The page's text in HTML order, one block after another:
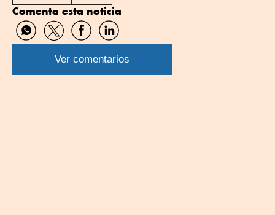
Comenta esta noticia
Compartir
por
WhatsApp
Compartir
por
Twitter
Compartir
por
Facebook
Compartir
por
Linkedin
Ver comentarios